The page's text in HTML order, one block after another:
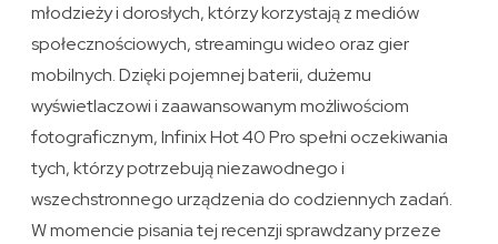
młodzieży i dorosłych, którzy korzystają z mediów
społecznościowych, streamingu wideo oraz gier
mobilnych. Dzięki pojemnej baterii, dużemu
wyświetlaczowi i zaawansowanym możliwościom
fotograficznym, Infinix Hot 40 Pro spełni oczekiwania
tych, którzy potrzebują niezawodnego i
wszechstronnego urządzenia do codziennych zadań.
W momencie pisania tej recenzji sprawdzany przeze